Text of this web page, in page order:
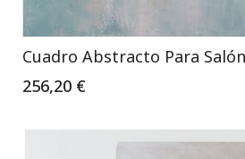
Cuadro Abstracto Para
256,20 €